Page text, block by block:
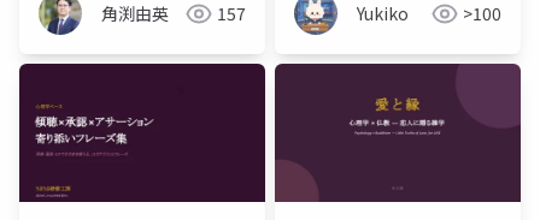
角渕由英 157 Yukiko >100